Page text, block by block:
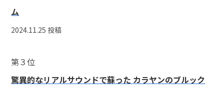
ム
2024.11.25 投稿
第３位
驚異的なリアルサウンドで蘇った カラヤンのブルック